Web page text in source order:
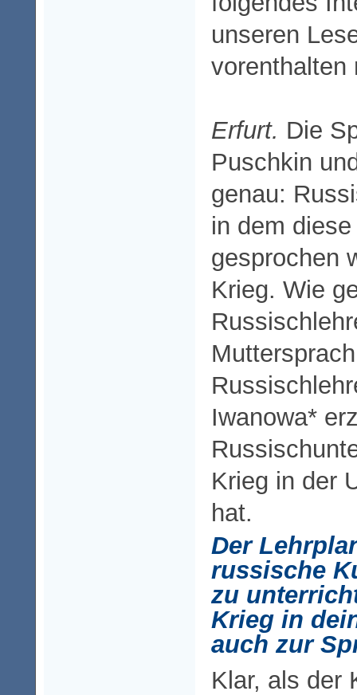
unseren
vorenthalten
Erfurt. Die
Puschkin
genau:
in dem
gesprochen
Krieg. Wie
Iwanowa*
Krieg in der
hat.
Der
russische
zu
Krieg in
auch zur
Klar, als der